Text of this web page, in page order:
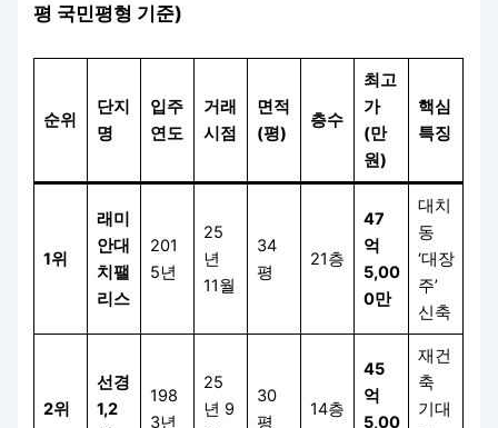
평 국민평형 기준)
순위
단지
명
입주
연도
거래
시점
면적
(평)
층수
최고
가
(만
원)
핵심
특징
1위
래미
안대
치팰
리스
201
5년
25
년
11월
34
평
21층
47
억
5,00
0만
대치
동
‘대장
주’
신축
2위
선경
1,2
198
3년
25
년 9
30
평
14층
45
억
5,00
재건
축
기대